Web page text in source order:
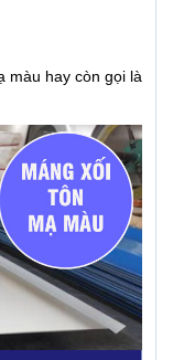
màu hay còn gọi là